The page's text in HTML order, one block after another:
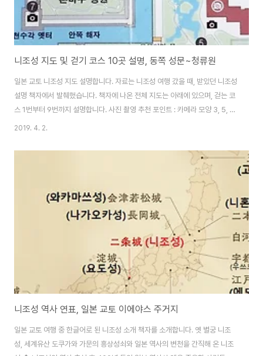
니조성 지도 및 걷기 코스 10곳 설명, 동쪽 성문~청류원
일본 교토 니조성 지도 설명합니다. 자료는 니조성 여행 갔을 때, 받았던 니조성
설명 책자에서 발췌했습니다. 책자에 나온 전체 지도는 아래에 있으며, 걷는 코
스 1번부터 9번까지 설명합니다. 사진 촬영 추천 포인트 : 카메라 모양 3, 5, 7,
8번니조성 내부 찻집 : 8번, 청류원 향운정기념품 / 찻집 : 1번 동쪽 성문과
에 있습니다. 이곳에서 어른들만 하는 연기 태우기 가능하며 자판기도 있습니
다. 1. 동쪽 성문니조성의 정문으로 1662년경에 만들어졌다. 축성 당시는 지금
과 같이 망루 아래문(2층)이었으나, 간에이(1624-1644년) 시대 니조성 행
차 당시는 천황을 2층에서 내려다보지 못하도록 개조되었다고 한다. 2...
2019. 4. 2.
니조성 역사 연표, 일본 교토 이에야스 주거지
일본 교토 여행 중 한글어로 된 니조성 소개 책자를 소개합니다. 옛 별궁 니조
성, 세계유산 도쿠가와 가문의 흥상성쇠와 일본 역사의 변천을 간직해 온 니조